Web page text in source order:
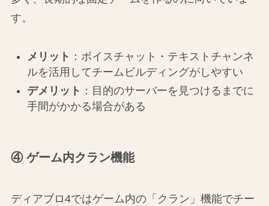
す。
メリット ：ボイスチャット・テキストチャンネ
ルを活用してチームビルディングがしやすい
デメリット ：目的のサーバーを見つけるまでに
手間がかかる場合がある
④ ゲーム内クラン機能
ディアブロ4ではゲーム内の「クラン」機能でチー